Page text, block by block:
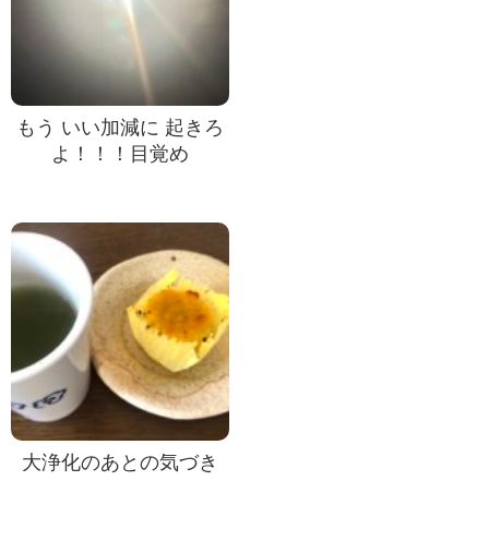
もう いい加減に 起きろ
よ！！！目覚め
大浄化のあとの気づき